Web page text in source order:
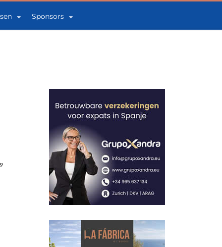
Sponsors